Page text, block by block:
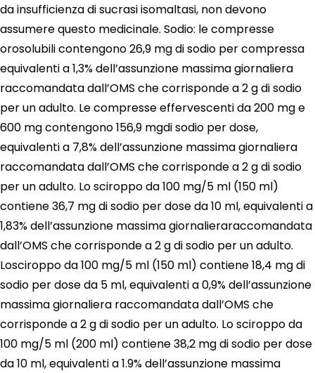
da insufficienza di sucrasi isomaltasi, non devono
assumere questo medicinale. Sodio: le compresse
orosolubili contengono 26,9 mg di sodio per compressa
equivalenti a 1,3% dell’assunzione massima giornaliera
raccomandata dall’OMS che corrisponde a 2 g di sodio
per un adulto. Le compresse effervescenti da 200 mg e
600 mg contengono 156,9 mgdi sodio per dose,
equivalenti a 7,8% dell’assunzione massima giornaliera
raccomandata dall’OMS che corrisponde a 2 g di sodio
per un adulto. Lo sciroppo da 100 mg/5 ml (150 ml)
contiene 36,7 mg di sodio per dose da 10 ml, equivalenti a
1,83% dell’assunzione massima giornalieraraccomandata
dall’OMS che corrisponde a 2 g di sodio per un adulto.
Losciroppo da 100 mg/5 ml (150 ml) contiene 18,4 mg di
sodio per dose da 5 ml, equivalenti a 0,9% dell’assunzione
massima giornaliera raccomandata dall’OMS che
corrisponde a 2 g di sodio per un adulto. Lo sciroppo da
100 mg/5 ml (200 ml) contiene 38,2 mg di sodio per dose
da 10 ml, equivalenti a 1.9% dell’assunzione massima